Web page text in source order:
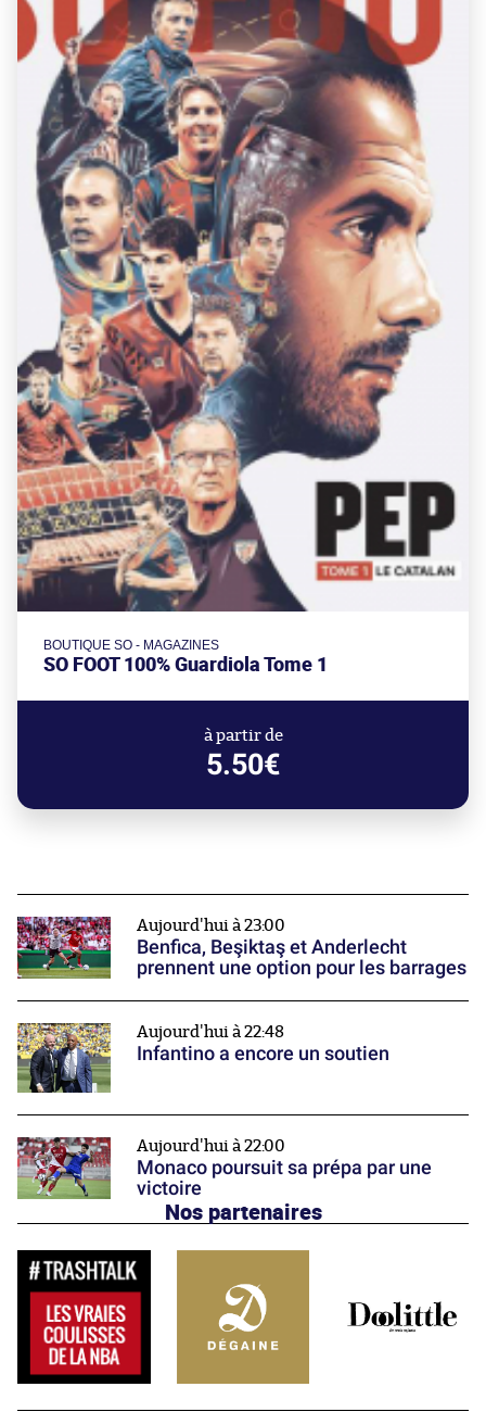
BOUTIQUE SO - MAGAZINES
SO FOOT 100% Guardiola Tome 1
à partir de
5.50€
Aujourd'hui à 23:00
Benfica, Beşiktaş et Anderlecht
prennent une option pour les barrages
Aujourd'hui à 22:48
Infantino a encore un soutien
Aujourd'hui à 22:00
Monaco poursuit sa prépa par une
victoire
Nos partenaires